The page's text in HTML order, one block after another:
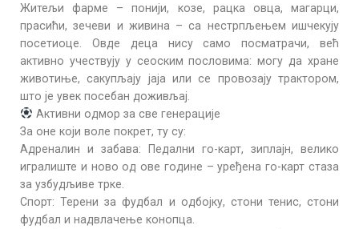
Житељи фарме – понији, козе, рацка овца, магарци,
прасићи, зечеви и живина – са нестрпљењем ишчекују
посетиоце. Овде деца нису само посматрачи, већ
активно учествују у сеоским пословима: могу да хране
животиње, сакупљају јаја или се провозају трактором,
што је увек посебан доживљај.
Активни одмор за све генерације
​За оне који воле покрет, ту су:
​Адреналин и забава: Педални го-карт, зиплajн, велико
игралиште и ново од ове године – уређена го-карт стаза
за узбудљиве трке.
​Спорт: Терени за фудбал и одбојку, стони тенис, стони
фудбал и надвлачење конопца.